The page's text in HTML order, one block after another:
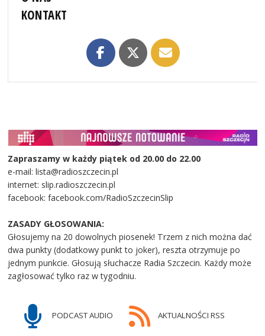
KONTAKT
Zapraszamy w każdy piątek od 20.00 do 22.00
e-mail: lista@radioszczecin.pl
internet: slip.radioszczecin.pl
facebook: facebook.com/RadioSzczecinSlip
ZASADY GŁOSOWANIA:
Głosujemy na 20 dowolnych piosenek! Trzem z nich można dać
dwa punkty (dodatkowy punkt to joker), reszta otrzymuje po
jednym punkcie. Głosują słuchacze Radia Szczecin. Każdy może
zagłosować tylko raz w tygodniu.
PODCAST AUDIO AKTUALNOŚCI RSS